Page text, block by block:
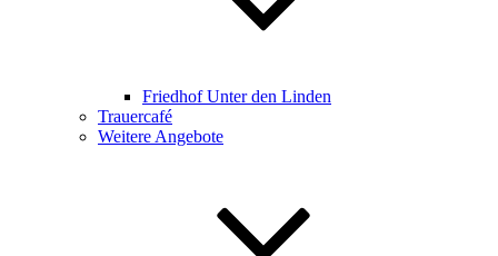
Friedhof Unter den Linden
Trauercafé
Weitere Angebote